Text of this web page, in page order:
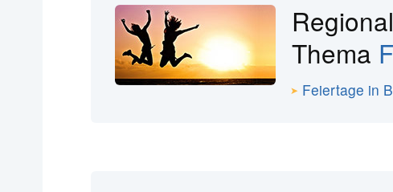
Thema
Feiertage in